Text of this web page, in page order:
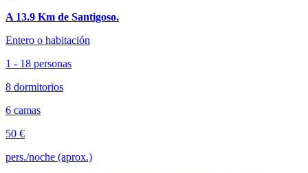
A 13.9 Km de Santigoso.
Entero o habitación
1 - 18 personas
8 dormitorios
6 camas
50 €
pers./noche (aprox.)